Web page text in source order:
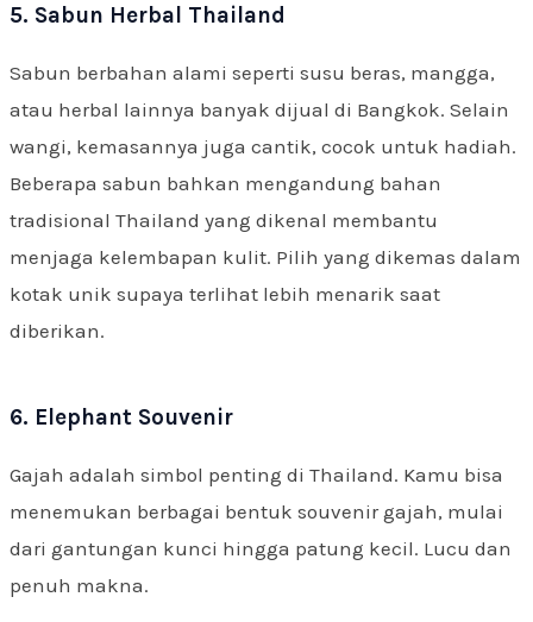
5. Sabun Herbal Thailand
Sabun berbahan alami seperti susu beras, mangga,
atau herbal lainnya banyak dijual di Bangkok. Selain
wangi, kemasannya juga cantik, cocok untuk hadiah.
Beberapa sabun bahkan mengandung bahan
tradisional Thailand yang dikenal membantu
menjaga kelembapan kulit. Pilih yang dikemas dalam
kotak unik supaya terlihat lebih menarik saat
diberikan.
6. Elephant Souvenir
Gajah adalah simbol penting di Thailand. Kamu bisa
menemukan berbagai bentuk souvenir gajah, mulai
dari gantungan kunci hingga patung kecil. Lucu dan
penuh makna.